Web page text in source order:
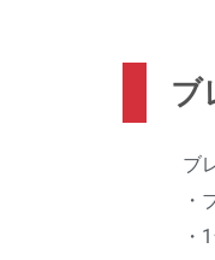
ブ
ブ
・
・